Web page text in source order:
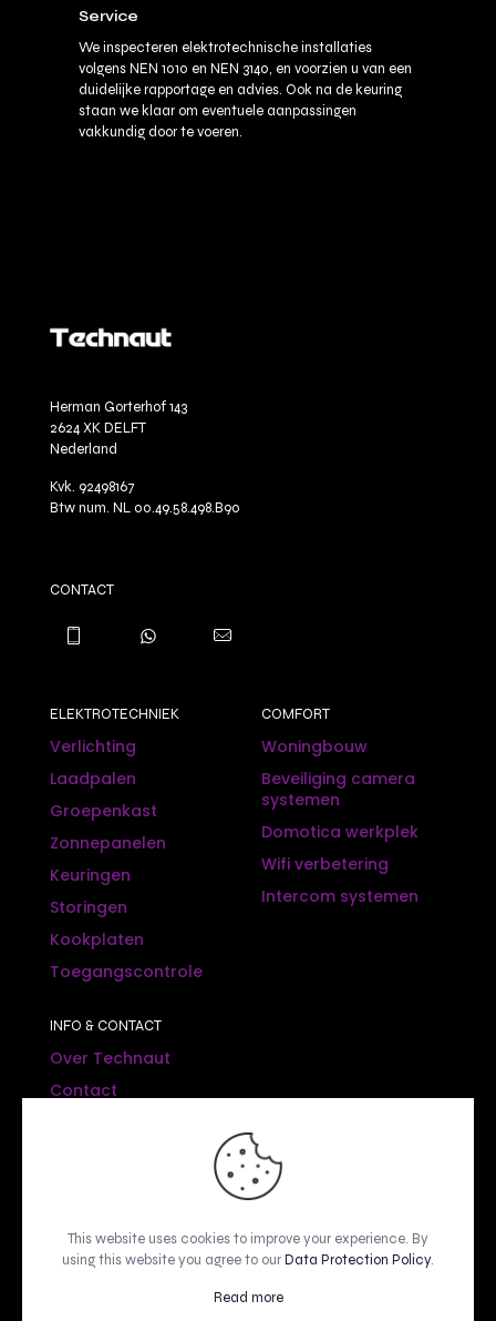
Service
We inspecteren elektrotechnische installaties
volgens NEN 1010 en NEN 3140, en voorzien u van een
duidelijke rapportage en advies. Ook na de keuring
staan we klaar om eventuele aanpassingen
vakkundig door te voeren.
Herman Gorterhof 143
2624 XK DELFT
Nederland
Kvk. 92498167
Btw num. NL 00.49.58.498.B90
CONTACT
ELEKTROTECHNIEK
Verlichting
Laadpalen
Groepenkast
Zonnepanelen
Keuringen
Storingen
Kookplaten
Toegangscontrole
COMFORT
Woningbouw
Beveiliging camera
systemen
Domotica werkplek
Wifi verbetering
Intercom systemen
INFO & CONTACT
Over Technaut
Contact
This website uses cookies to improve your experience. By
using this website you agree to ourData Protection Policy.
Read more